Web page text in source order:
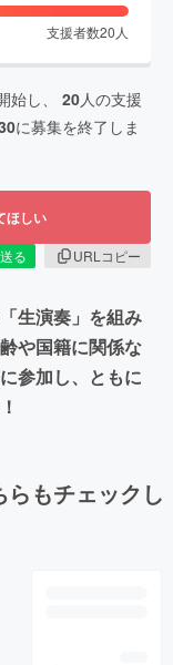
支援者数20 人
始し、 20人の支援
に募集を終了しま
ほしい
る
URLコピー
生演奏」を組み
や国籍に関係な
参加し、ともに
もチェックし